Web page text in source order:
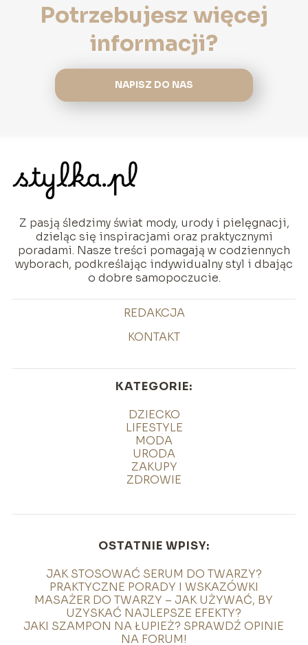
Potrzebujesz więcej
informacji?
NAPISZ DO NAS
Z pasją śledzimy świat mody, urody i pielęgnacji,
dzieląc się inspiracjami oraz praktycznymi
poradami. Nasze treści pomagają w codziennych
wyborach, podkreślając indywidualny styl i dbając
o dobre samopoczucie.
REDAKCJA
KONTAKT
KATEGORIE:
DZIECKO
LIFESTYLE
MODA
URODA
ZAKUPY
ZDROWIE
OSTATNIE WPISY:
JAK STOSOWAĆ SERUM DO TWARZY?
PRAKTYCZNE PORADY I WSKAZÓWKI
MASAŻER DO TWARZY – JAK UŻYWAĆ, BY
UZYSKAĆ NAJLEPSZE EFEKTY?
JAKI SZAMPON NA ŁUPIEŻ? SPRAWDŹ OPINIE
NA FORUM!